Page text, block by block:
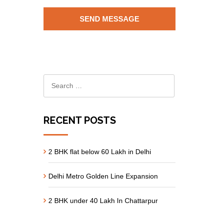
RECENT POSTS
2 BHK flat below 60 Lakh in Delhi
Delhi Metro Golden Line Expansion
2 BHK under 40 Lakh In Chattarpur